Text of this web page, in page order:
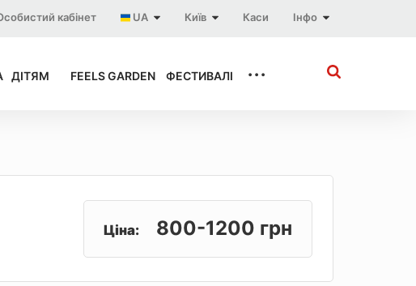
Інфо
Каси
Київ
UA
кабінет
ДІТЯМ FEELS GARDEN ФЕСТИВАЛІ ...
Ціна: 800-1200 грн